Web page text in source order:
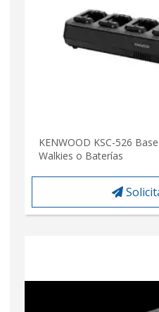
KENWOOD KSC-526
Walkies o Baterías